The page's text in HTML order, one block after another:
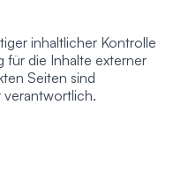
inhaltlicher Kontrolle
für die Inhalte externer
Seiten sind
verantwortlich.